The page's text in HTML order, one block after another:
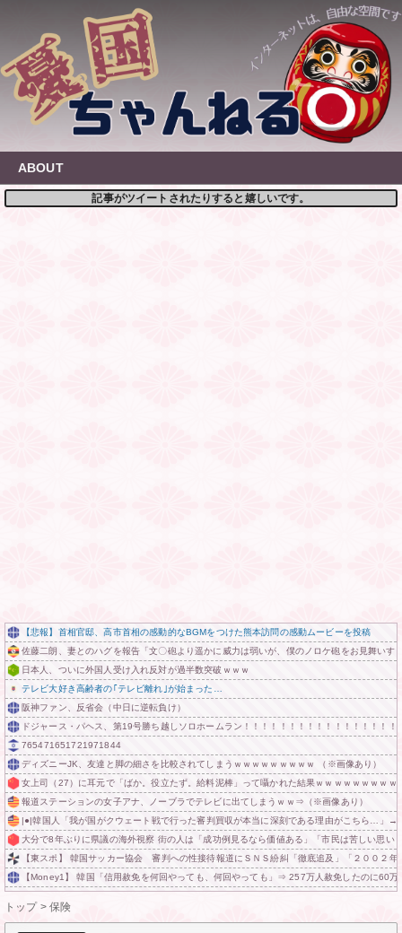
content
ABOUT
記事がツイートされたりすると嬉しいです。
【悲報】首相官邸、高市首相の感動的なBGMをつけた熊本訪問の感動ムービーを投稿
佐藤二朗、妻とのハグを報告「文〇砲より遥かに威力は弱いが、僕のノロケ砲をお見舞いす
日本人、ついに外国人受け入れ反対が過半数突破ｗｗｗ
テレビ大好き高齢者の｢テレビ離れ｣が始まった…
阪神ファン、反省会（中日に逆転負け）
ドジャース・パヘス、第19号勝ち越しソロホームラン！！！！！！！！！！！！！！！！！
765471651721971844
ディズニーJK、友達と脚の細さを比較されてしまうｗｗｗｗｗｗｗｗｗ （※画像あり）
女上司（27）に耳元で「ばか。役立たず。給料泥棒」って囁かれた結果ｗｗｗｗｗｗｗｗｗ
報道ステーションの女子アナ、ノーブラでテレビに出てしまうｗｗ⇒（※画像あり）
|●|韓国人「我が国がクウェート戦で行った審判買収が本当に深刻である理由がこちら…」→
大分で8年ぶりに県議の海外視察 街の人は「成功例見るなら価値ある」「市民は苦しい思
【東スポ】 韓国サッカー協会 審判への性接待報道にＳＮＳ紛糾「徹底追及」「２００２年
【Money1】 韓国「信用赦免を何回やっても、何回やっても」⇒ 257万人赦免したのに60万
トップ> 保険